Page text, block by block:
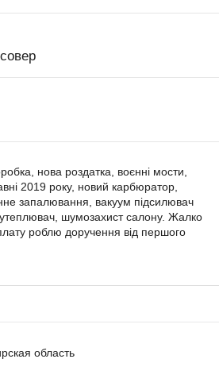
нова роздатка, воєнні мости,
2019 року, новий карбюратор,
запалювання, вакуум підсилювач
утеплювач, шумозахист салону. Жалко
роблю доручення від першого
область